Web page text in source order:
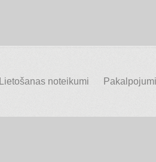
Lietošanas noteikumi